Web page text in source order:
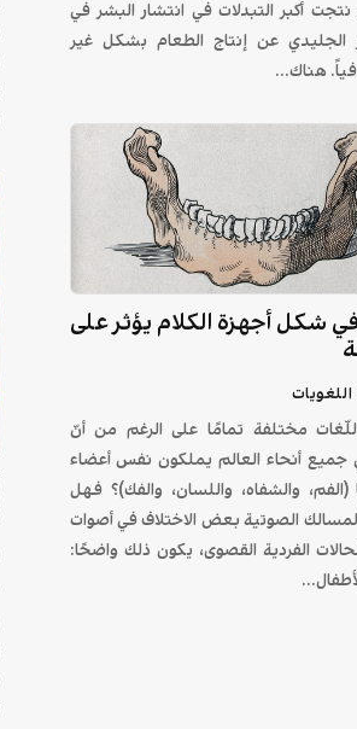
أكبر التبدلات في انتشار البشر في
الجليدي عن إنتاج الطعام بشكل غير
هناك...
شكل أجهزة الكلام يؤثر على
اللغويات
مختلفة تمامًا على الرغم من أنّ
أنحاء العالم يملكون نفس أعضاء
(الفم، والشفاه، واللسان، والفك)؟ فهل
الصوتية بعض الاختلاف في أصوات
الفردية القصوى، يكون ذلك واضحًا: